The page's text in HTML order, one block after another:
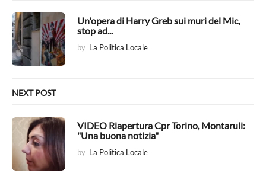
t
i
o
n
Un'opera di Harry Greb sui muri del Mic,
stop ad...
by La Politica Locale
NEXT POST
VIDEO Riapertura Cpr Torino, Montaruli:
"Una buona notizia"
by La Politica Locale